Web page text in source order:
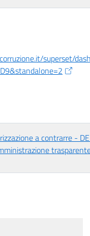
superset/
a contrarre -